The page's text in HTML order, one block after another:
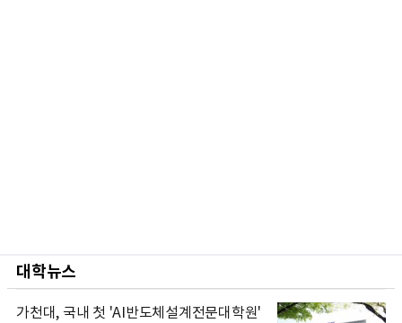
대학뉴스
가천대, 국내 첫 'AI반도체설계전문대학원'